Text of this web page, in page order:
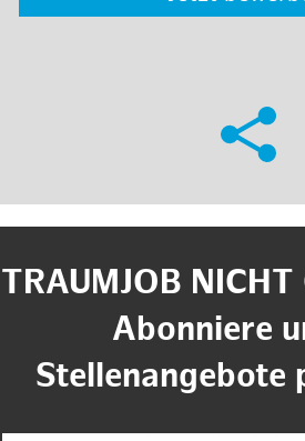
TRAUMJOB NICHT
Abonniere
Stellenangebote